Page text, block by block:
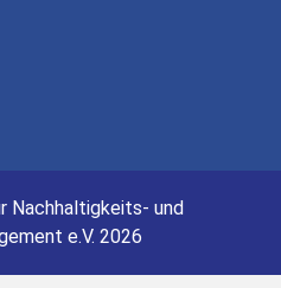
Nachhaltigkeits- und
e.V. 2026